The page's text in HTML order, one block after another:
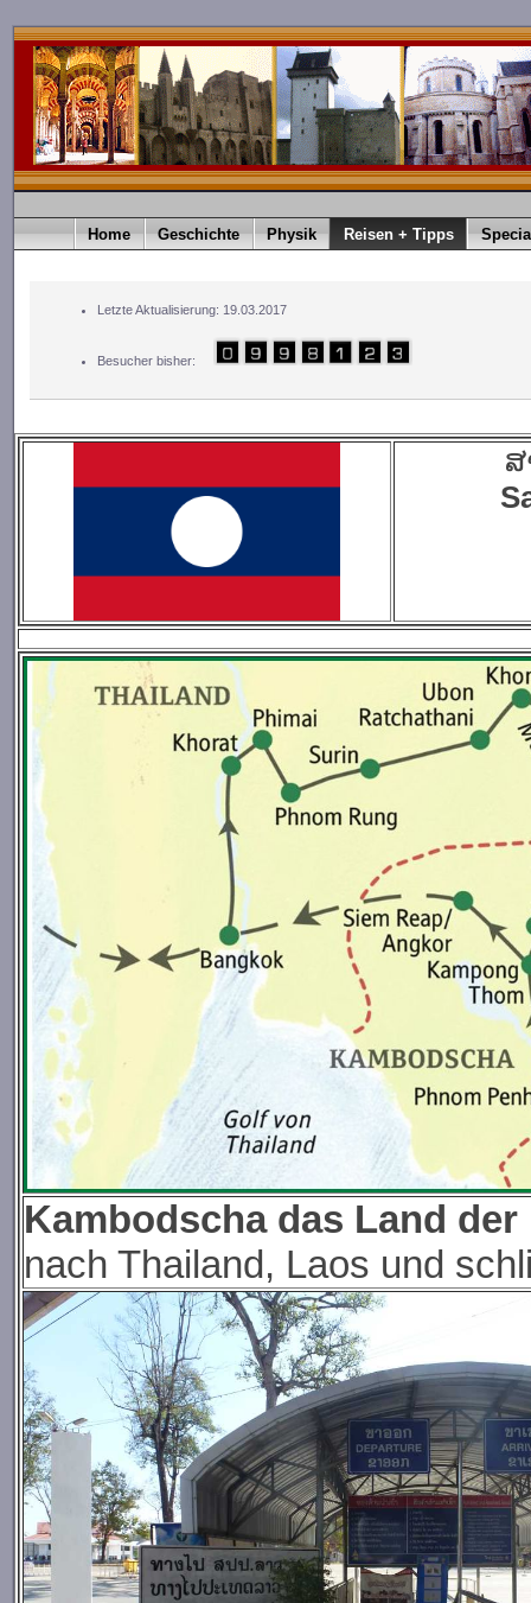
Home Geschichte Physik Reisen + Tipps
Letzte Aktualisierung: 19.03.2017
Besucher bisher:
Kambodscha das Land der
nach Thailand, Laos und